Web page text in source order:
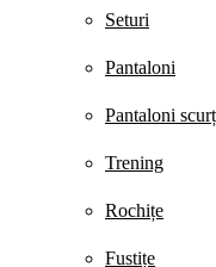
Seturi
Pantaloni
Pantaloni
Trening
Rochițe
Fustițe